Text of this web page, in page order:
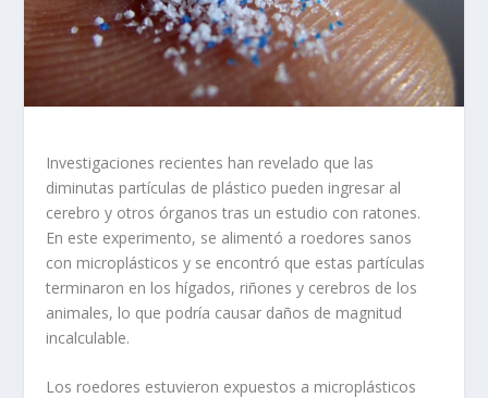
Investigaciones recientes han revelado que las
diminutas partículas de plástico pueden ingresar al
cerebro y otros órganos tras un estudio con ratones.
En este experimento, se alimentó a roedores sanos
con microplásticos y se encontró que estas partículas
terminaron en los hígados, riñones y cerebros de los
animales, lo que podría causar daños de magnitud
incalculable.
Los roedores estuvieron expuestos a microplásticos